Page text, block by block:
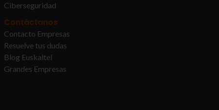
Ciberseguridad
Contáctanos
Contacto Empresas
Resuelve tus dudas
Blog Euskaltel
Grandes Empresas